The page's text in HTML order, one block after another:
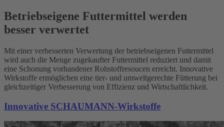
Betriebseigene Futtermittel werden
besser verwertet
Mit einer verbesserten Verwertung der betriebseigenen Futtermittel
wird auch die Menge zugekaufter Futtermittel reduziert und damit
eine Schonung vorhandener Rohstoffresoucen erreicht. Innovative
Wirkstoffe ermöglichen eine tier- und umweltgerechte Fütterung bei
gleichzeitiger Verbesserung von Effizienz und Wirtschaftlichkeit.
Innovative SCHAUMANN-Wirkstoffe